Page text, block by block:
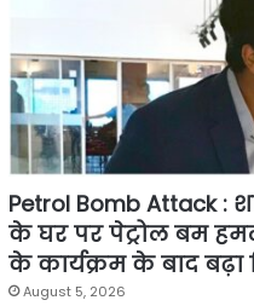
Petrol Bomb Attack :
के घर पर पेट्रोल बम
के कार्यक्रम के बाद बढ़ा
August 5, 2026